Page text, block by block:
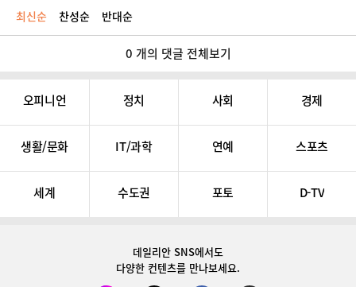
최신순 찬성순 반대순
0 개의 댓글 전체보기
오피니언 정치 사회 경제
생활/문화 IT/과학 연예 스포츠
세계 수도권 포토 D-TV
데일리안 SNS에서도
다양한 컨텐츠를 만나보세요.